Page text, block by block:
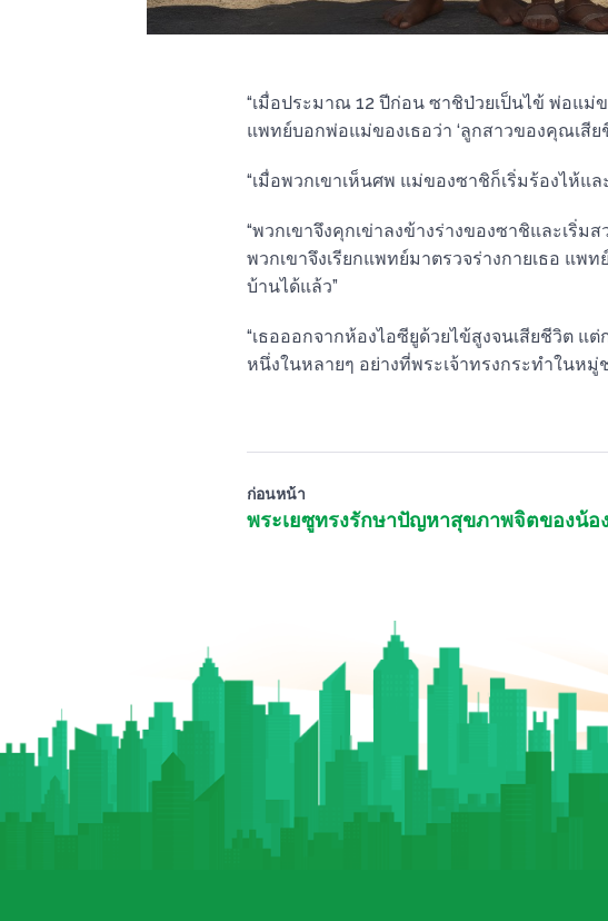
“เมื่อประมาณ 12 ปีก่อน ซาชิป่วยเป็นไข้ พ่อแม่
แพทย์บอกพ่อแม่ของเธอว่า ‘ลูกสาวของคุณเสีย
“เมื่อพวกเขาเห็นศพ แม่ของซาชิก็เริ่มร้องไห้แ
“พวกเขาจึงคุกเข่าลงข้างร่างของซาชิและเริ่
พวกเขาจึงเรียกแพทย์มาตรวจร่างกายเธอ แพ
บ้านได้แล้ว”
“เธอออกจากห้องไอซียูด้วยไข้สูงจนเสียชีวิต
หนึ่งในหลายๆ อย่างที่พระเจ้าทรงกระทำในหมู่
ก่อนหน้า
พระเยซูทรงรักษาปัญหาสุขภาพจิตของน้อ